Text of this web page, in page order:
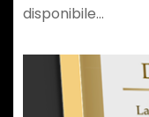
disponibile…